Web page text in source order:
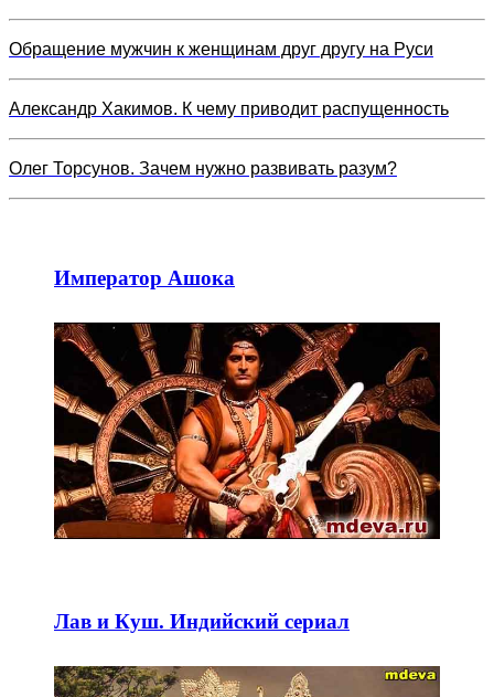
Обращение мужчин к женщинам друг другу на Руси
Александр Хакимов. К чему приводит распущенность
Олег Торсунов. Зачем нужно развивать разум?
Император Ашока
Лав и Куш. Индийский сериал